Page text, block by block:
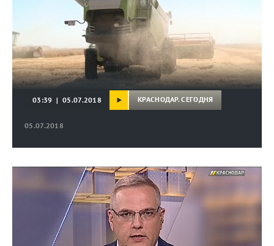
05.07.2018
03:39 | 05.07.2018 КРАСНОДАР. СЕГОДНЯ